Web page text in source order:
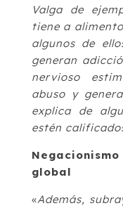
Valga de
tiene a
algunos de
generan
nervioso
abuso y
explica de
estén
global
«Además,